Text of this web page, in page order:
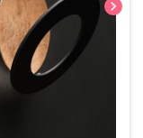
chevron_right